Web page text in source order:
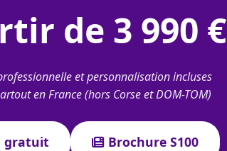
de 3 990 €
et personnalisation incluses
en France (hors Corse et DOM-TOM)
gratuit Brochure S100